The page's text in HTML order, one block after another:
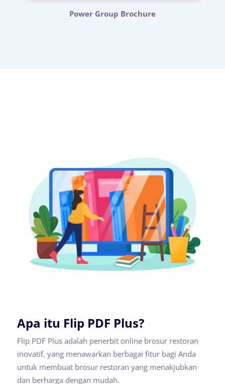
Power Group Brochure
Apa itu Flip PDF Plus?
Flip PDF Plus adalah penerbit online brosur restoran
inovatif, yang menawarkan berbagai fitur bagi Anda
untuk membuat brosur restoran yang menakjubkan
dan berharga dengan mudah.